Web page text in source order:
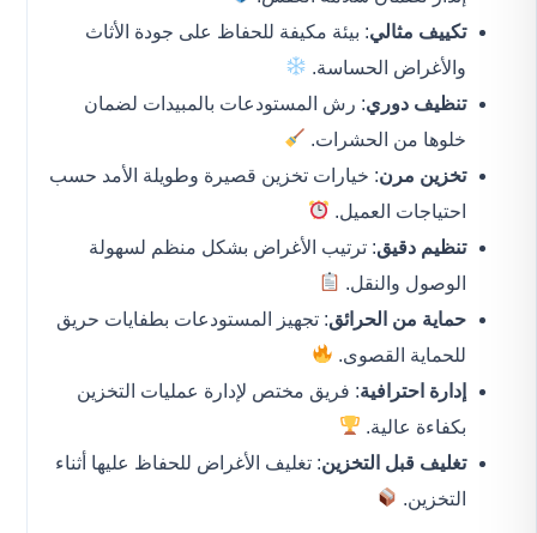
تكييف مثالي: بيئة مكيفة للحفاظ على جودة الأثاث
والأغراض الحساسة.
تنظيف دوري: رش المستودعات بالمبيدات لضمان
خلوها من الحشرات.
تخزين مرن: خيارات تخزين قصيرة وطويلة الأمد حسب
احتياجات العميل.
تنظيم دقيق: ترتيب الأغراض بشكل منظم لسهولة
الوصول والنقل.
حماية من الحرائق: تجهيز المستودعات بطفايات حريق
للحماية القصوى.
إدارة احترافية: فريق مختص لإدارة عمليات التخزين
بكفاءة عالية.
تغليف قبل التخزين: تغليف الأغراض للحفاظ عليها أثناء
التخزين.